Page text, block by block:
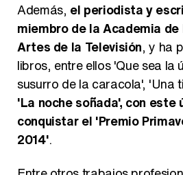
Además, el periodista y
miembro de la Academia
Artes de la Televisión, y ha
libros, entre ellos 'Que sea la
susurro de la caracola', 'Una
'La noche soñada', con
conquistar el 'Premio
2014'.